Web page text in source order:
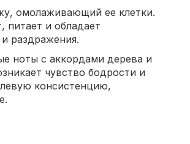
омолаживающий ее клетки.
питает и обладает
раздражения.
ноты с аккордами дерева и
чувство бодрости и
консистенцию,